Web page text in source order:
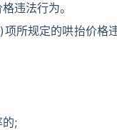
违法行为。
所规定的哄抬价格
的;